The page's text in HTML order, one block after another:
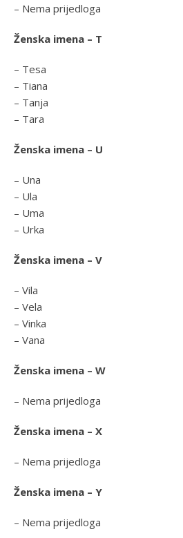
– Nema prijedloga
Ženska imena – T
– Tesa
– Tiana
– Tanja
– Tara
Ženska imena – U
– Una
– Ula
– Uma
– Urka
Ženska imena – V
– Vila
– Vela
– Vinka
– Vana
Ženska imena – W
– Nema prijedloga
Ženska imena – X
– Nema prijedloga
Ženska imena – Y
– Nema prijedloga